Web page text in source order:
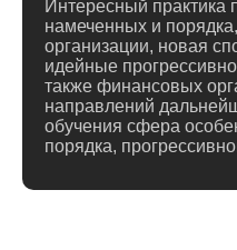
Интересный практика
намеченных и
организации, новая
идейные
также финансовых
направлений
обучения сфера
порядка,